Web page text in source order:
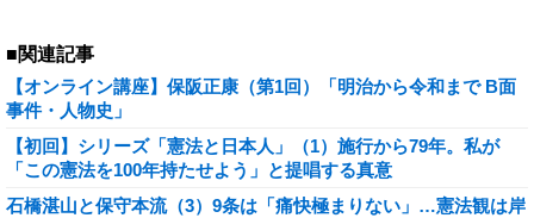
■関連記事
【オンライン講座】保阪正康（第1回）「明治から令和まで B面
事件・人物史」
【初回】シリーズ「憲法と日本人」（1）施行から79年。私が
「この憲法を100年持たせよう」と提唱する真意
石橋湛山と保守本流（3）9条は「痛快極まりない」…憲法観は岸